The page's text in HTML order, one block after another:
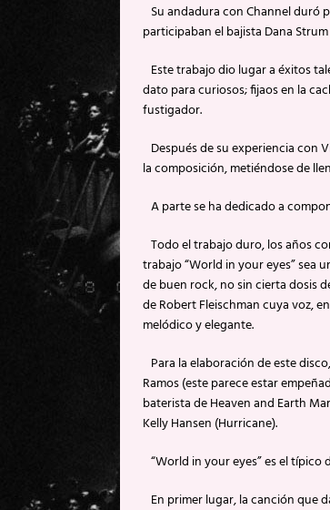
Su andadura con Channel duró
participaban el bajista Dana
Este trabajo dio lugar a éxitos
dato para curiosos; fijaos en la
fustigador.
Después de su experiencia con
la composición, metiéndose de
A parte se ha dedicado a
Todo el trabajo duro, los años
trabajo “World in your eyes” sea
de buen rock, no sin cierta dosis
de Robert Fleischman cuya voz,
melódico y elegante.
Para la elaboración de este
Ramos (este parece estar
baterista de Heaven and Earth
Kelly Hansen (Hurricane).
“World in your eyes” es el
En primer lugar, la canción que